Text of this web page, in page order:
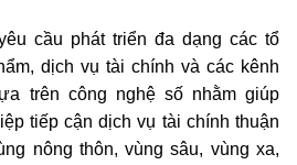
cầu phát triển đa dạng các tổ
dịch vụ tài chính và các kênh
trên công nghệ số nhằm giúp
tiếp cận dịch vụ tài chính thuận
nông thôn, vùng sâu, vùng xa,